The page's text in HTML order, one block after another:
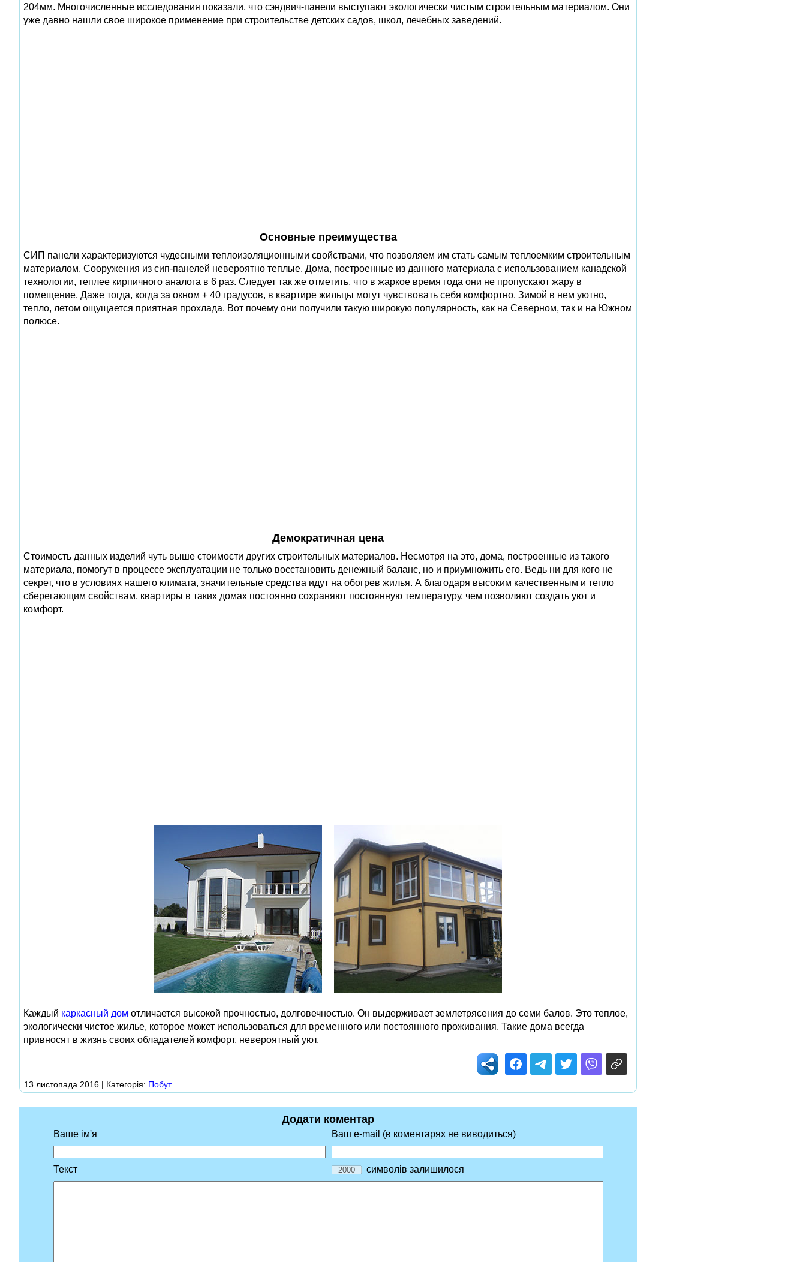
204мм. Многочисленные исследования показали, что сэндвич-панели выступают экологически чистым строительным материалом. Они
уже давно нашли свое широкое применение при строительстве детских садов, школ, лечебных заведений.
Основные преимущества
СИП панели характеризуются чудесными теплоизоляционными свойствами, что позволяем им стать самым теплоемким строительным
материалом. Сооружения из сип-панелей невероятно теплые. Дома, построенные из данного материала с использованием канадской
технологии, теплее кирпичного аналога в 6 раз. Следует так же отметить, что в жаркое время года они не пропускают жару в
помещение. Даже тогда, когда за окном + 40 градусов, в квартире жильцы могут чувствовать себя комфортно. Зимой в нем уютно,
тепло, летом ощущается приятная прохлада. Вот почему они получили такую широкую популярность, как на Северном, так и на Южном
полюсе.
Демократичная цена
Стоимость данных изделий чуть выше стоимости других строительных материалов. Несмотря на это, дома, построенные из такого
материала, помогут в процессе эксплуатации не только восстановить денежный баланс, но и приумножить его. Ведь ни для кого не
секрет, что в условиях нашего климата, значительные средства идут на обогрев жилья. А благодаря высоким качественным и тепло
сберегающим свойствам, квартиры в таких домах постоянно сохраняют постоянную температуру, чем позволяют создать уют и
комфорт.
Каждый каркасный дом отличается высокой прочностью, долговечностью. Он выдерживает землетрясения до семи балов. Это теплое,
экологически чистое жилье, которое может использоваться для временного или постоянного проживания. Такие дома всегда
привносят в жизнь своих обладателей комфорт, невероятный уют.
13 листопада 2016 | Категорія: Побут
Додати коментар
Ваше ім'я Ваш e-mail (в коментарях не виводиться)
Текст символів залишилося